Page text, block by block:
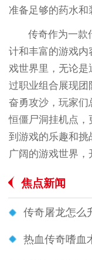
准备足够的药水和
传奇作为一款
计和丰富的游戏
戏世界里，无论
过职业组合展现团
奋勇攻沙，玩家们
恒僵尸洞挂机点，
到游戏的乐趣和挑
广阔的游戏世界，
焦点新闻
传奇屠龙怎么
热血传奇嗜血